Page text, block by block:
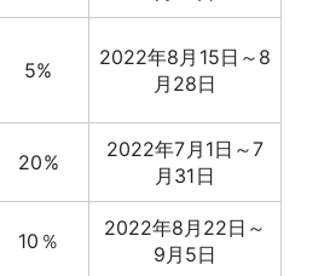
5%
2022年8月15日～8
月28日
20%
2022年7月1日～7
月31日
10％
2022年8月22日～
9月5日